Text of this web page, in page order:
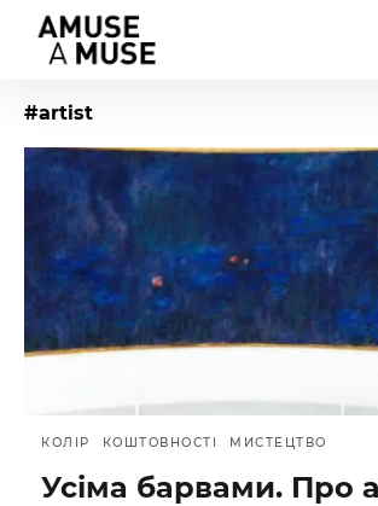
#artist
КОЛІР КОШТОВНОСТІ МИСТЕЦТВО
Усіма барвами. Про